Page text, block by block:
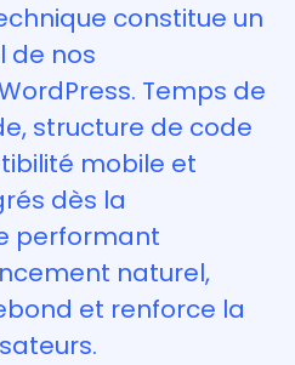
constitue un
de nos
Temps de
structure de code
mobile et
dès la
performant
naturel,
et renforce la